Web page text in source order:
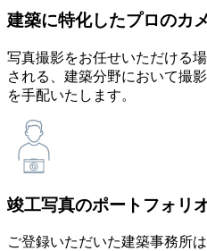
建築に特化したプロのカ
写真撮影をお任せいただける
される、建築分野において撮
を手配いたします。
竣工写真のポートフォリ
ご登録いただいた建築事務所